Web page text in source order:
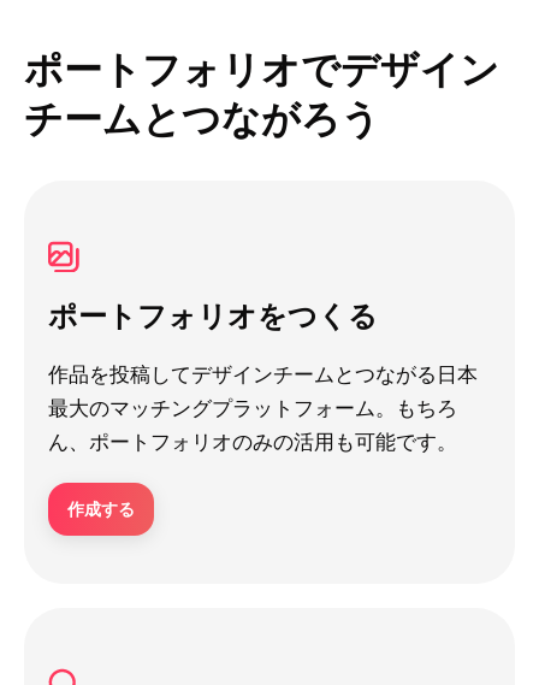
ポートフォリオでデザイン
チームとつながろう
ポートフォリオをつくる
作品を投稿してデザインチームとつながる日本
最大のマッチングプラットフォーム。もちろ
ん、ポートフォリオのみの活用も可能です。
作成する